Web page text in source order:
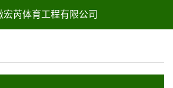
有限公司网站！
宏芮体育工程有限公司